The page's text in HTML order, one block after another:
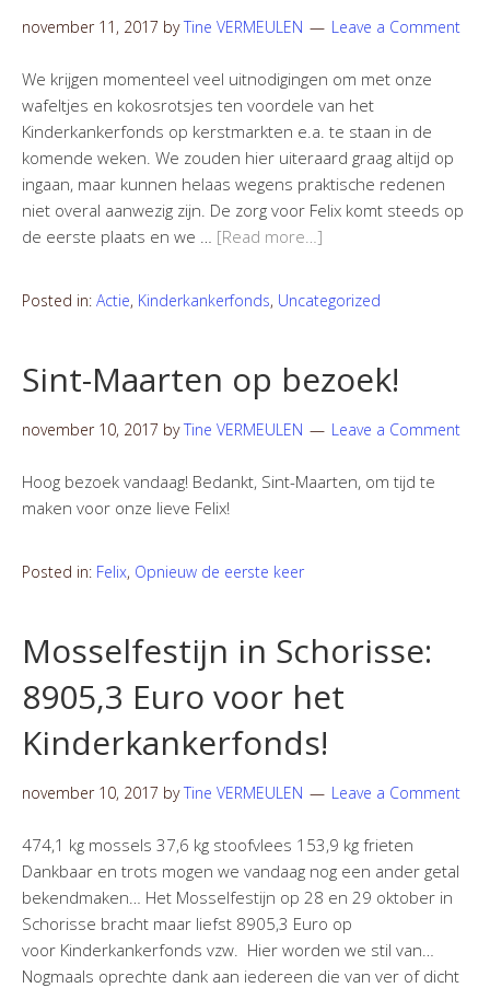
november 11, 2017 byTine VERMEULEN Leave a Comment
We krijgen momenteel veel uitnodigingen om met onze
wafeltjes en kokosrotsjes ten voordele van het
Kinderkankerfonds op kerstmarkten e.a. te staan in de
komende weken. We zouden hier uiteraard graag altijd op
ingaan, maar kunnen helaas wegens praktische redenen
niet overal aanwezig zijn. De zorg voor Felix komt steeds op
de eerste plaats en we … [Read more…]
Posted in: Actie, Kinderkankerfonds, Uncategorized
Sint-Maarten op bezoek!
november 10, 2017 byTine VERMEULEN Leave a Comment
Hoog bezoek vandaag! Bedankt, Sint-Maarten, om tijd te
maken voor onze lieve Felix!
Posted in: Felix, Opnieuw de eerste keer
Mosselfestijn in Schorisse:
8905,3 Euro voor het
Kinderkankerfonds!
november 10, 2017 byTine VERMEULEN Leave a Comment
474,1 kg mossels 37,6 kg stoofvlees 153,9 kg frieten
Dankbaar en trots mogen we vandaag nog een ander getal
bekendmaken… Het Mosselfestijn op 28 en 29 oktober in
Schorisse bracht maar liefst 8905,3 Euro op
voor Kinderkankerfonds vzw. Hier worden we stil van…
Nogmaals oprechte dank aan iedereen die van ver of dicht